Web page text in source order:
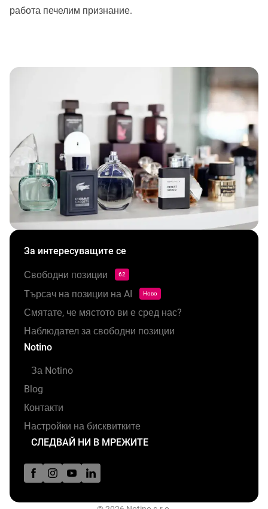
работа печелим признание.
За интересуващите се
Свободни позиции 62
Търсач на позиции на AI Ново
Смятате, че мястото ви е сред нас?
Наблюдател за свободни позиции
Notino
За Notino
Blog
Контакти
Настройки на бисквитките
СЛЕДВАЙ НИ В МРЕЖИТЕ